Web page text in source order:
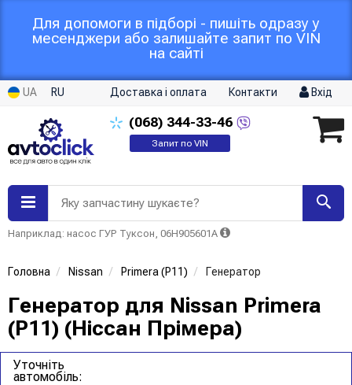
Для допомоги в підборі - пишіть одразу у
месенджери або залишайте запит по VIN
на сайті
UA RU Доставка і оплата Контакти Вхід
(068) 344-33-46
Запит по VIN
Яку запчастину шукаєте?
Наприклад: насос ГУР Туксон, 06H905601A
Головна Nissan Primera (P11) Генератор
Генератор для Nissan Primera
(P11) (Ніссан Прімера)
Уточніть
автомобіль: